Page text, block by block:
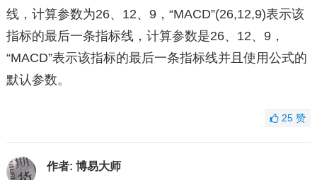
线，计算参数为26、12、9，“MACD”(26,12,9)表示该
指标的最后一条指标线，计算参数是26、12、9，
“MACD”表示该指标的最后一条指标线并且使用公式的
默认参数。
25赞
作者: 博易大师